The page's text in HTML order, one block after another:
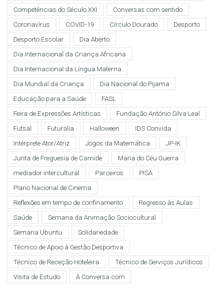
Competências do Século XXI
Conversas com sentido
Coronavírus
COVID-19 Círculo Dourado
Desporto
Desporto Escolar
Dia Aberto
Dia Internacional da Criança Africana
Dia Internacional da Língua Materna
Dia Mundial da Criança
Dia Nacional do Pijama
Educação para a Saúde
FASL
Feira de Expressões Artísticas
Fundação António Silva Leal
Futsal
Futurália Halloween
IDS Convida
Intérprete Ator/Atriz
Jogos da Matemática
JP-IK
Junta de Freguesia de Carnide
Maria do Céu Guerra
mediador intercultural
Parceiros
PISA
Plano Nacional de Cinema
Reflexões em tempo de confinamento
Regresso às Aulas
Saúde
Semana da Animação Sociocultural
Semana Ubuntu
Solidariedade
Técnico de Apoio à Gestão Desportiva
Técnico de Receção Hoteleira
Técnico de Serviços Jurídicos
Visita de Estudo
À Conversa com